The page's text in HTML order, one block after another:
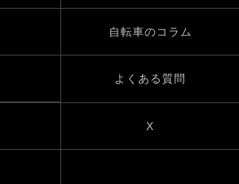
自転車のコラム
よくある質問
X